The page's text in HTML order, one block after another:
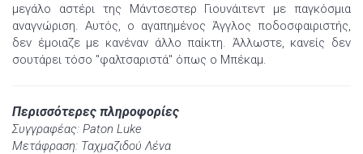
μεγάλο αστέρι της Μάντσεστερ Γιουνάιτεντ με παγκόσμια
αναγνώριση. Αυτός, ο αγαπημένος Άγγλος ποδοσφαιριστής,
δεν έμοιαζε με κανέναν άλλο παίκτη. Άλλωστε, κανείς δεν
σουτάρει τόσο "φαλτσαριστά" όπως ο Μπέκαμ.
Περισσότερες πληροφορίες
Συγγραφέας: Paton Luke
Μετάφραση: Ταχμαζιδού Λένα